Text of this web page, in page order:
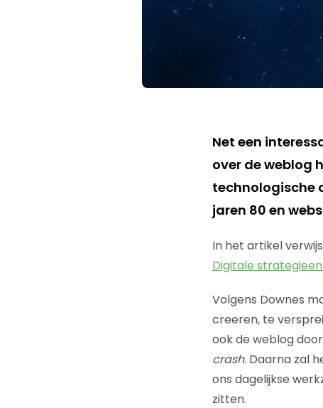
Net een
over de weblog
technologische
jaren 80 en
In het artikel
Digitale
Volgens Downes
creeren, te
ook de weblog
crash. Daarna zal
ons dagelijkse
zitten.